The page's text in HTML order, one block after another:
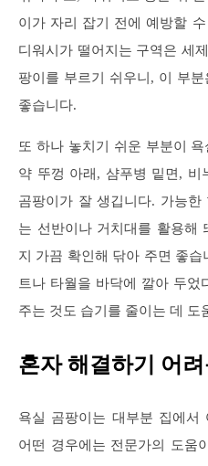
이가 자리 잡기 전에 예방할
디워시가 떨어지는 구역은 세
팡이를 부르기 쉬우니, 이 부
좋습니다.
또 하나 놓치기 쉬운 부분이
약 뚜껑 아래, 샴푸병 밑면, 비
곰팡이가 잘 생깁니다. 가능
는 선반이나 거치대를 활용해
지 가끔 확인해 닦아 주면 좋
트나 타월을 바닥에 깔아 두었
주는 것도 습기를 줄이는 데 도
혼자 해결하기 어
욕실 곰팡이는 대부분 집에서
어떤 경우에는 전문가의 도움